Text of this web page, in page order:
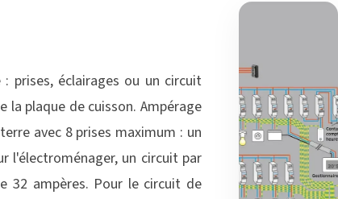
prises, éclairages ou un circuit
la plaque de cuisson. Ampérage
avec 8 prises maximum : un
l'électroménager, un circuit par
32 ampères. Pour le circuit de